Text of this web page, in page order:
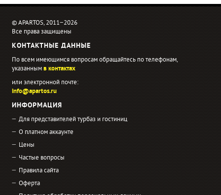
© APARTOS, 2011−2026
Все права защищены
КОНТАКТНЫЕ ДАННЫЕ
По всем имеющимся вопросам обращайтесь по телефонам,
указаннымв контактах
или электронной почте:
info@apartos.ru
ИНФОРМАЦИЯ
Для представителей турбаз и гостиниц
О платном аккаунте
Цены
Частые вопросы
Правила сайта
Оферта